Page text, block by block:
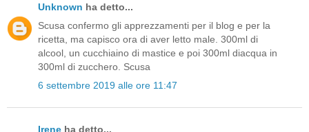
Unknown ha detto...
Scusa confermo gli apprezzamenti per il blog e per la
ricetta, ma capisco ora di aver letto male. 300ml di
alcool, un cucchiaino di mastice e poi 300ml diacqua in
300ml di zucchero. Scusa
6 settembre 2019 alle ore 11:47
Irene ha detto...